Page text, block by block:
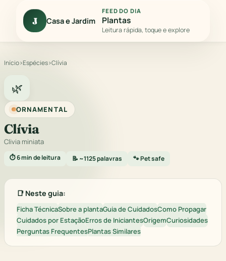
J Casa e Jardim
FEED DO DIA
Plantas
Leitura rápida, toque e explore
Início›Espécies›Clívia
🌿
ORNAMENTAL
Clívia
Clivia miniata
⏱️ 6 min de leitura 📝 ~1125 palavras 🐾 Pet safe
📑 Neste guia:
Ficha TécnicaSobre a plantaGuia de CuidadosComo Propagar
Cuidados por EstaçãoErros de IniciantesOrigemCuriosidades
Perguntas FrequentesPlantas Similares